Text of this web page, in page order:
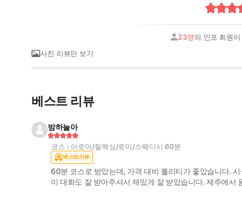
23명의 인포 회원
사진 리뷰만 보기
베스트 리뷰
밤하늘아
코스 : 아로마/릴렉싱/로미/스웨디시 60분
베스트리뷰
60분 코스로 받았는데, 가격 대비 퀄리티가 좋았습니다.
이 대화도 잘 받아주셔서 재밌게 잘 받았습니다. 제주에서